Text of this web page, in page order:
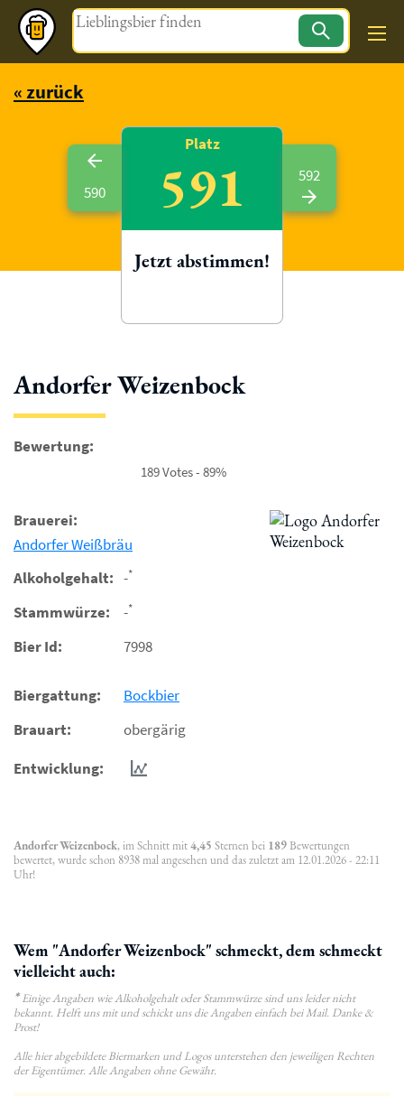
Magazin
« zurück
Andorfer Weizenbock
Bewertung:
189 Votes - 89%
Brauerei:
Andorfer Weißbräu
Alkoholgehalt: -*
Stammwürze: -*
Bier Id: 7998
Biergattung:
Bockbier
Brauart:
obergärig
Entwicklung:
Andorfer Weizenbock, im Schnitt mit4,45 Sternen bei 189Bewertungen
bewertet, wurde schon 8938 mal angesehen und das zuletzt am 12.01.2026 - 22:11
Uhr!
Wem "Andorfer Weizenbock" schmeckt, dem schmeckt
vielleicht auch:
*Einige Angaben wie Alkoholgehalt oder Stammwürze sind uns leider nicht
bekannt. Helft uns mit und schickt uns die Angaben einfach bei Mail. Danke &
Prost!
Alle hier abgebildete Biermarken und Logos unterstehen den jeweiligen Rechten
der Eigentümer. Alle Angaben ohne Gewähr.
590
Platz
591
Jetzt abstimmen!
592